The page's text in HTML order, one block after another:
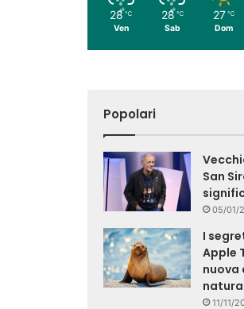
28 ℃
Ven
28 ℃
Sab
27 ℃
Dom
Popolari
San
05/01/
I
Apple
nuova
11/11/